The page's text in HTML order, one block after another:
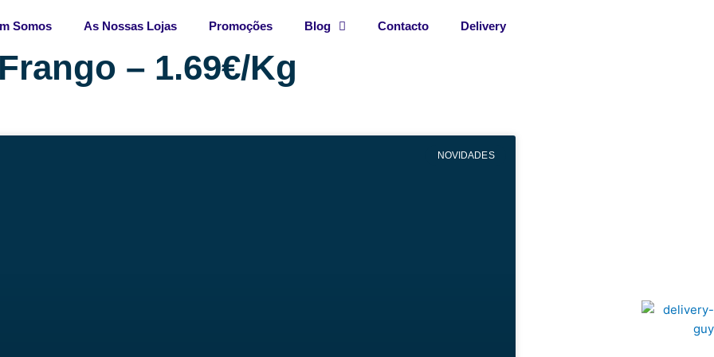
Somos As Nossas Lojas Promoções Blog Contacto Delivery
– 1.69€/Kg
NOVIDADES